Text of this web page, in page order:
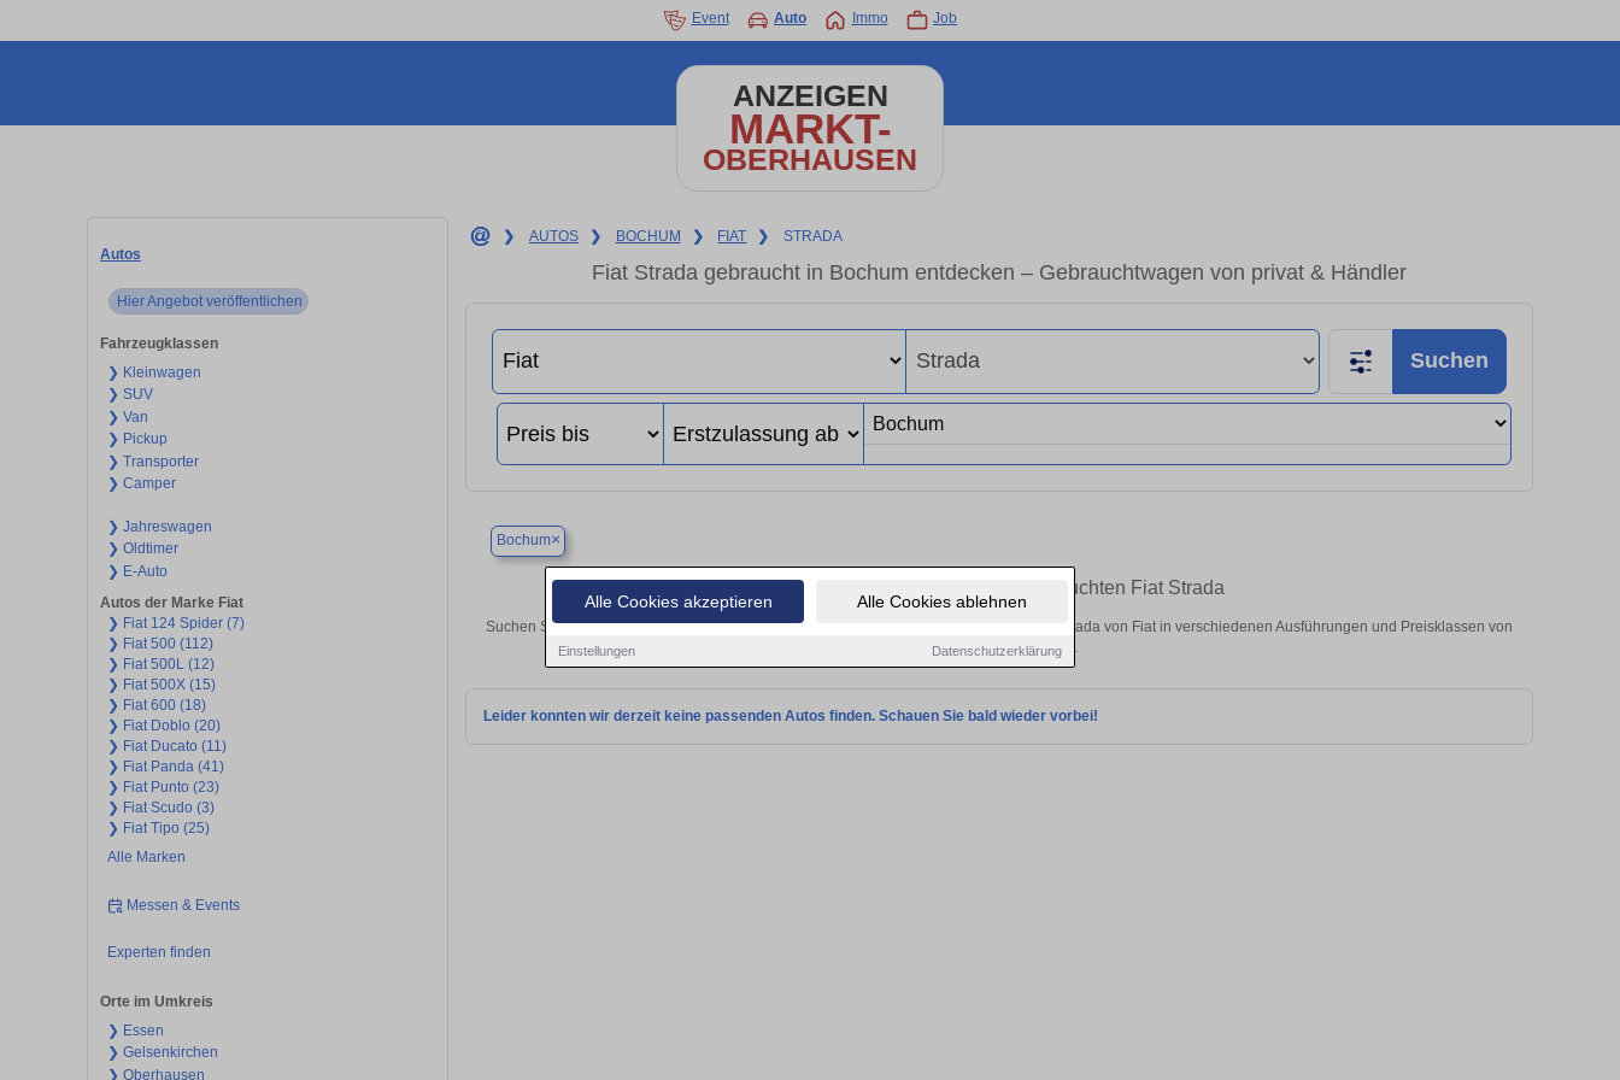
Alle Cookies akzeptieren Alle Cookies ablehnen
Einstellungen Datenschutzerklärung
Event Auto Immo Job
ANZEIGEN
MARKT-
OBERHAUSEN
Autos
Hier Angebot veröffentlichen
Fahrzeugklassen
❯ Kleinwagen
❯ SUV
❯ Van
❯ Pickup
❯ Transporter
❯ Camper
❯ Jahreswagen
❯ Oldtimer
❯ E-Auto
Autos der Marke Fiat
❯ Fiat 124 Spider (7)
❯ Fiat 500 (112)
❯ Fiat 500L (12)
❯ Fiat 500X (15)
❯ Fiat 600 (18)
❯ Fiat Doblo (20)
❯ Fiat Ducato (11)
❯ Fiat Panda (41)
❯ Fiat Punto (23)
❯ Fiat Scudo (3)
❯ Fiat Tipo (25)
Alle Marken
Messen & Events
Experten finden
Orte im Umkreis
❯ Essen
❯ Gelsenkirchen
❯ Oberhausen
❯ AUTOS ❯ BOCHUM ❯ FIAT ❯ STRADA
Fiat Strada gebraucht in Bochum entdecken – Gebrauchtwagen von privat & Händler
Suchen
Bochum×
Finden Sie in Bochum Ihren gebrauchten Fiat Strada
Suchen Sie in Bochum einen Fiat Strada Gebrauchtwagen? Entdecken Sie gebrauchte Strada von Fiat in verschiedenen Ausführungen und Preisklassen von
privat und vom Händler.
Leider konnten wir derzeit keine passenden Autos finden. Schauen Sie bald wieder vorbei!